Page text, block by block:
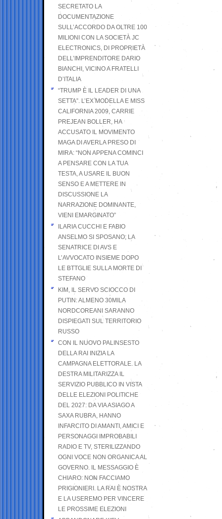
SECRETATO LA
DOCUMENTAZIONE
SULL’ACCORDO DA OLTRE 100
MILIONI CON LA SOCIETÀ JC
ELECTRONICS, DI PROPRIETÀ
DELL’IMPRENDITORE DARIO
BIANCHI, VICINO A FRATELLI
D’ITALIA
“TRUMP È IL LEADER DI UNA
SETTA”. L’EX MODELLA E MISS
CALIFORNIA 2009, CARRIE
PREJEAN BOLLER, HA
ACCUSATO IL MOVIMENTO
MAGA DI AVERLA PRESO DI
MIRA: “NON APPENA COMINCI
A PENSARE CON LA TUA
TESTA, A USARE IL BUON
SENSO E A METTERE IN
DISCUSSIONE LA
NARRAZIONE DOMINANTE,
VIENI EMARGINATO”
ILARIA CUCCHI E FABIO
ANSELMO SI SPOSANO; LA
SENATRICE DI AVS E
L’AVVOCATO INSIEME DOPO
LE BTTGLIE SULLA MORTE DI
STEFANO
KIM, IL SERVO SCIOCCO DI
PUTIN: ALMENO 30MILA
NORDCOREANI SARANNO
DISPIEGATI SUL TERRITORIO
RUSSO
CON IL NUOVO PALINSESTO
DELLA RAI INIZIA LA
CAMPAGNA ELETTORALE. LA
DESTRA MILITARIZZA IL
SERVIZIO PUBBLICO IN VISTA
DELLE ELEZIONI POLITICHE
DEL 2027: DA VIA ASIAGO A
SAXA RUBRA, HANNO
INFARCITO DI AMANTI, AMICI E
PERSONAGGI IMPROBABILI
RADIO E TV, STERILIZZANDO
OGNI VOCE NON ORGANICA AL
GOVERNO. IL MESSAGGIO È
CHIARO: NON FACCIAMO
PRIGIONIERI. LA RAI È NOSTRA
E LA USEREMO PER VINCERE
LE PROSSIME ELEZIONI